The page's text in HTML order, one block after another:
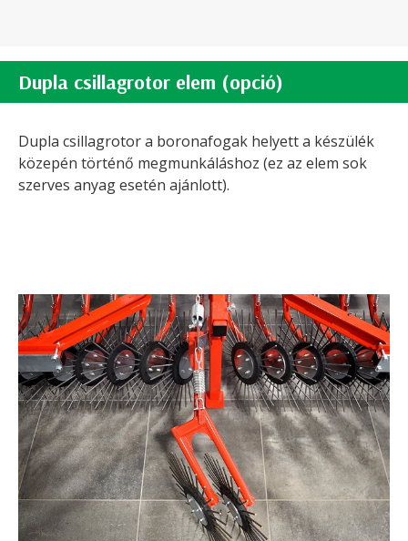
Dupla csillagrotor elem (opció)
Dupla csillagrotor a boronafogak helyett a készülék
közepén történő megmunkáláshoz (ez az elem sok
szerves anyag esetén ajánlott).